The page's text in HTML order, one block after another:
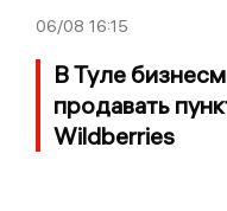
06/08 16:15
В Туле
продавать
Wildberries